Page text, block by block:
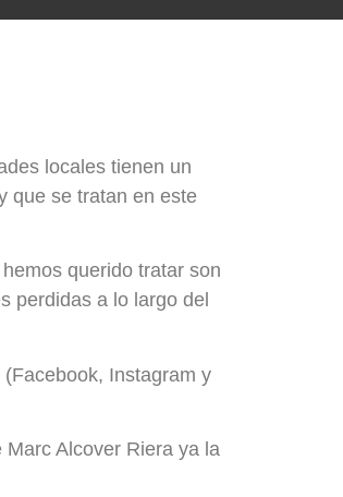
locales tienen un
que se tratan en este
querido tratar son
perdidas a lo largo del
Instagram y
Alcover Riera ya la